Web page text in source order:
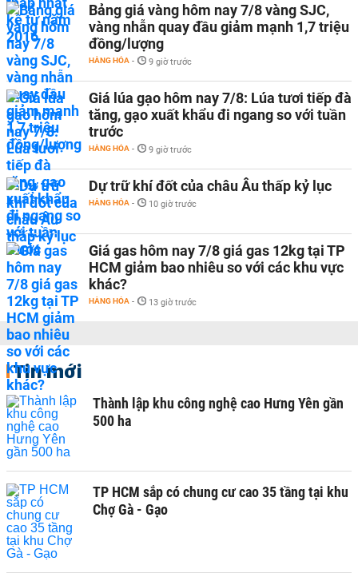
Bảng giá vàng hôm nay 7/8 vàng SJC,
vàng nhẫn quay đầu giảm mạnh 1,7 triệu
đồng/lượng
HÀNG HÓA - 9 giờ trước
Giá lúa gạo hôm nay 7/8: Lúa tươi tiếp đà
tăng, gạo xuất khẩu đi ngang so với tuần
trước
HÀNG HÓA - 9 giờ trước
Dự trữ khí đốt của châu Âu thấp kỷ lục
HÀNG HÓA - 10 giờ trước
Giá gas hôm nay 7/8 giá gas 12kg tại TP
HCM giảm bao nhiêu so với các khu vực
khác?
HÀNG HÓA - 13 giờ trước
Tin mới
Thành lập khu công nghệ cao Hưng Yên gần
500 ha
TP HCM sắp có chung cư cao 35 tầng tại khu
Chợ Gà - Gạo